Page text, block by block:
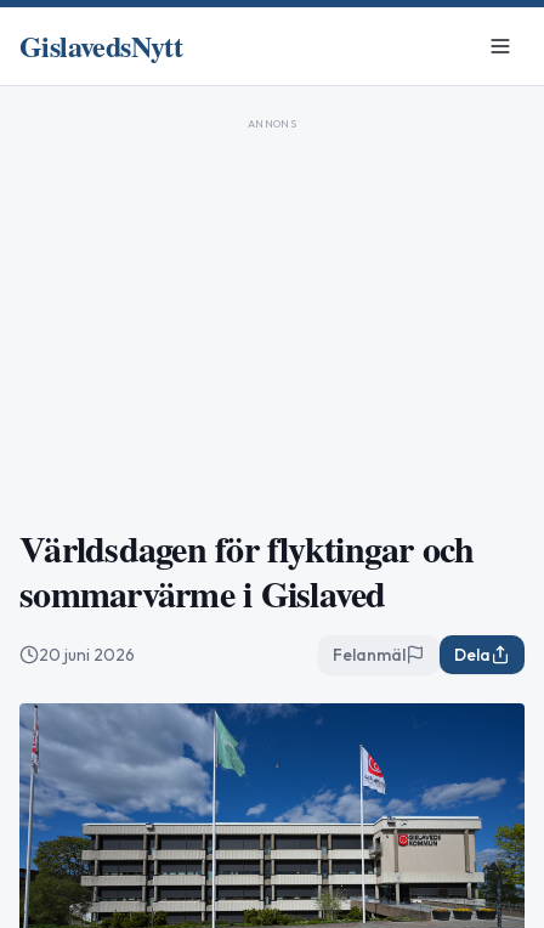
GislavedsNytt
ANNONS
Världsdagen för flyktingar och
sommarvärme i Gislaved
20 juni 2026 Felanmäl Dela